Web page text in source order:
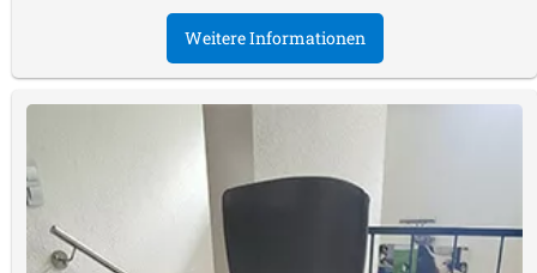
Weitere Informationen